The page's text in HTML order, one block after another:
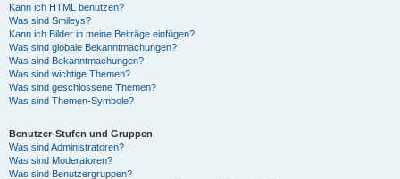
Kann ich HTML benutzen?
Was sind Smileys?
Kann ich Bilder in meine Beiträge einfügen?
Was sind globale Bekanntmachungen?
Was sind Bekanntmachungen?
Was sind wichtige Themen?
Was sind geschlossene Themen?
Was sind Themen-Symbole?
Benutzer-Stufen und Gruppen
Was sind Administratoren?
Was sind Moderatoren?
Was sind Benutzergruppen?